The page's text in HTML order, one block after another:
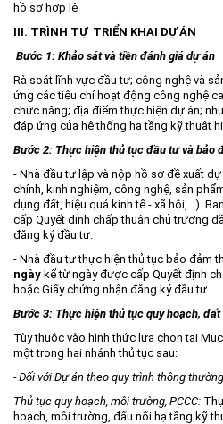
hồ sơ hợp lệ
III. TRÌNH TỰ TRIỂN KHAI DỰ ÁN
Bước 1: Khảo sát và tiền đánh giá dự án
Rà soát lĩnh vực đầu tư; công nghệ và
ứng các tiêu chí hoạt động công nghệ
chức năng; địa điểm thực hiện dự án;
đáp ứng của hệ thống hạ tầng kỹ thuật
Bước 2: Thực hiện thủ tục đầu tư và bảo
- Nhà đầu tư lập và nộp hồ sơ đề xuất
chính, kinh nghiệm, công nghệ, sản
dụng đất, hiệu quả kinh tế - xã hội,…).
cấp Quyết định chấp thuận chủ trương
đăng ký đầu tư.
- Nhà đầu tư thực hiện thủ tục bảo đảm
ngày kể từ ngày được cấp Quyết định
hoặc Giấy chứng nhận đăng ký đầu tư.
Bước 3: Thực hiện thủ tục quy hoạch,
Tùy thuộc vào hình thức lựa chọn tại
một trong hai nhánh thủ tục sau:
- Đối với Dự án theo quy trình thông
Thủ tục quy hoạch, môi trường, PCCC:
hoạch, môi trường, đấu nối hạ tầng kỹ